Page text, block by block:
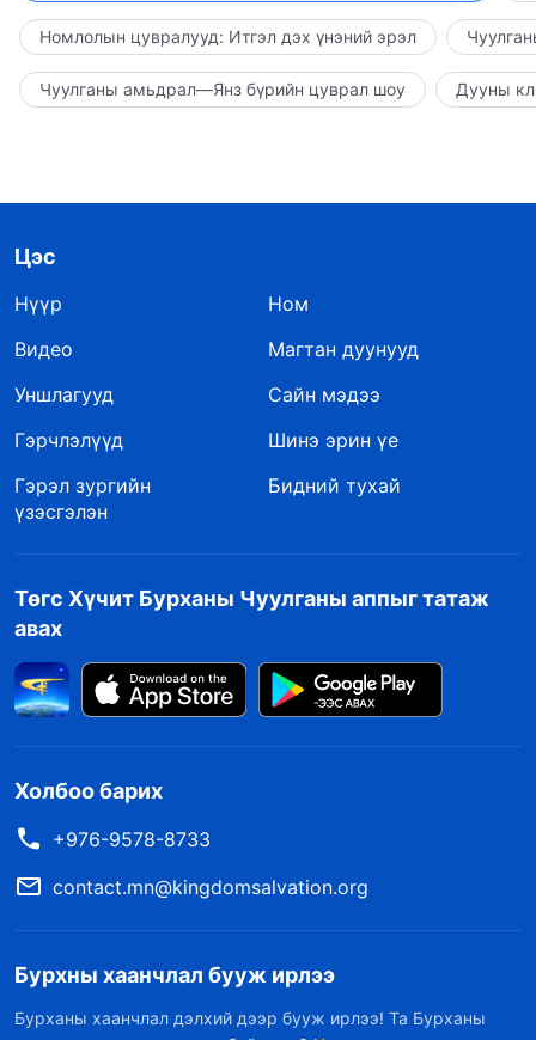
Номлолын цувралууд: Итгэл дэх үнэний эрэл
Чуулганы амьдрал—Янз бүрийн цуврал шоу Дууны
Цэс
Нүүр
Ном
Видео
Магтан дуунууд
Уншлагууд
Сайн мэдээ
Гэрчлэлүүд
Шинэ эрин үе
Гэрэл зургийн
үзэсгэлэн
Бидний тухай
Төгс Хүчит Бурханы Чуулганы аппыг татаж
авах
Холбоо барих
+976-9578-8733
contact.mn@kingdomsalvation.org
Бурхны хаанчлал бууж ирлээ
Бурханы хаанчлал дэлхий дээр бууж ирлээ! Та Бурханы